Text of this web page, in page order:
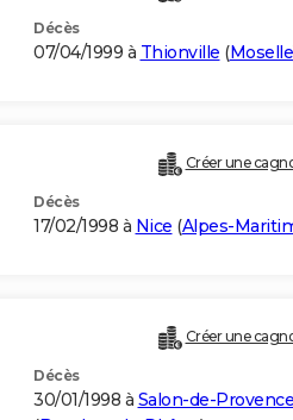
Décès
07/04/1999 à Thionville (Moselle
Créer une
Décès
17/02/1998 à Nice (Alpes-
Créer une
Décès
30/01/1998 à Salon-de-Provence